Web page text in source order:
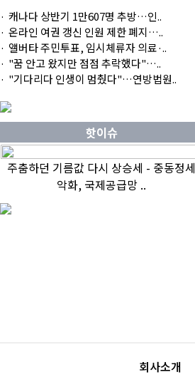
캐나다 상반기 1만607명 추방…인..
온라인 여권 갱신 인원 제한 폐지…..
앨버타 주민투표, 임시체류자 의료·..
"꿈 안고 왔지만 점점 추락했다"…..
"기다리다 인생이 멈췄다"…연방법원..
핫이슈
주춤하던 기름값 다시 상승세 - 중동정세
악화, 국제공급망 ..
회사소개